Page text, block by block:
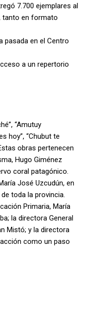
7.700 ejemplares al
tanto en formato
pasada en el Centro
a un repertorio
“Amutuy
hoy”, “Chubut te
obras pertenecen
Hugo Giménez
coral patagónico.
José Uzcudún, en
toda la provincia.
Primaria, María
la directora General
Mistó; y la directora
como un paso